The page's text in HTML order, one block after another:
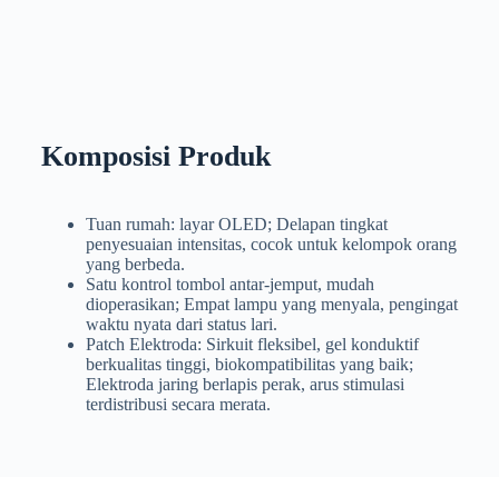
Komposisi Produk
Tuan rumah: layar OLED; Delapan tingkat
penyesuaian intensitas, cocok untuk kelompok orang
yang berbeda.
Satu kontrol tombol antar-jemput, mudah
dioperasikan; Empat lampu yang menyala, pengingat
waktu nyata dari status lari.
Patch Elektroda: Sirkuit fleksibel, gel konduktif
berkualitas tinggi, biokompatibilitas yang baik;
Elektroda jaring berlapis perak, arus stimulasi
terdistribusi secara merata.